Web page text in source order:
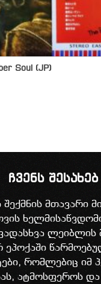
Soul (JP)
ჩვენს შესახებ
შექმნის მთავარი
ლეიბლის
ეპოქაში
რომლებიც იმ
ატმოსფეროს